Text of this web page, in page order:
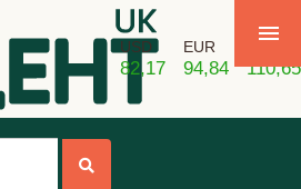
USD
82,17
EUR
94,84 110,65